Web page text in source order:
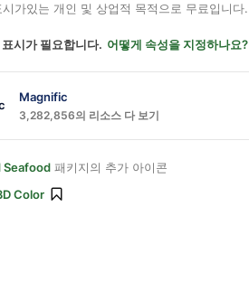
가있는 개인 및 상업적 목적으로 무료입니다.
시가 필요합니다. 어떻게 속성을 지정하나요?
Magnific
3,282,856의 리소스 다 보기
Seafood 패키지의 추가 아이콘
Color